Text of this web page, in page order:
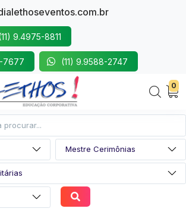
9.4975-8811
7677 (11) 9.9588-2747
0